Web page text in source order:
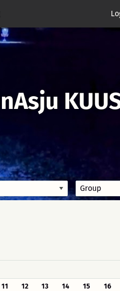
11 12 13 14 15 16